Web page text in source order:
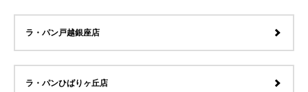
ラ・パン戸越銀座店
ラ・パンひばりヶ丘店